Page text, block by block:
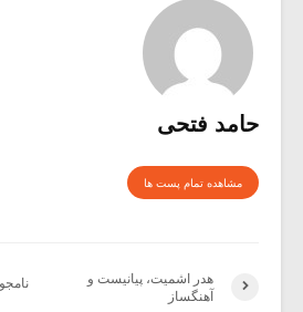
حامد فتحی
مشاهده تمام پست ها
هدر اشمیت، پیانیست و
آهنگساز